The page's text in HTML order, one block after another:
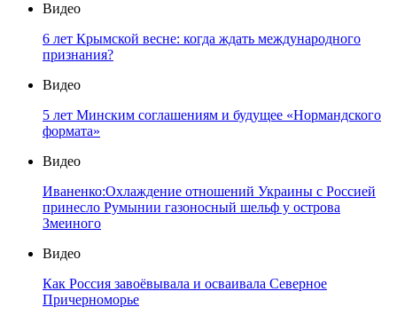
Видео
6 лет Крымской весне: когда ждать международного
признания?
Видео
5 лет Минским соглашениям и будущее «Нормандского
формата»
Видео
Иваненко:Охлаждение отношений Украины с Россией
принесло Румынии газоносный шельф у острова
Змеиного
Видео
Как Россия завоёвывала и осваивала Северное
Причерноморье